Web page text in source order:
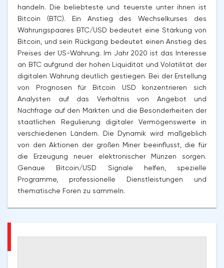
handeln. Die beliebteste und teuerste unter ihnen ist
Bitcoin (BTC). Ein Anstieg des Wechselkurses des
Währungspaares BTC/USD bedeutet eine Stärkung von
Bitcoin, und sein Rückgang bedeutet einen Anstieg des
Preises der US-Währung. Im Jahr 2020 ist das Interesse
an BTC aufgrund der hohen Liquidität und Volatilität der
digitalen Währung deutlich gestiegen. Bei der Erstellung
von Prognosen für Bitcoin USD konzentrieren sich
Analysten auf das Verhältnis von Angebot und
Nachfrage auf den Märkten und die Besonderheiten der
staatlichen Regulierung digitaler Vermögenswerte in
verschiedenen Ländern. Die Dynamik wird maßgeblich
von den Aktionen der großen Miner beeinflusst, die für
die Erzeugung neuer elektronischer Münzen sorgen.
Genaue Bitcoin/USD Signale helfen, spezielle
Programme, professionelle Dienstleistungen und
thematische Foren zu sammeln.